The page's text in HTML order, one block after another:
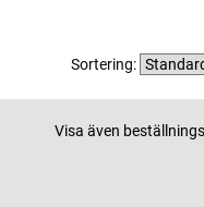
Sortering:
Visa även